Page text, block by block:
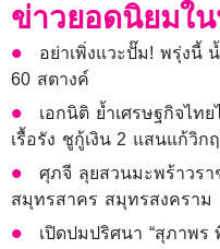
ข่าวยอดนิยมใ
อย่าเพิ่งแวะปั๊ม! พรุ่งนี้
60 สตางค์
เอกนิติ ย้ำเศรษฐกิจไท
เรื้อรัง ชูกู้เงิน 2 แสนแก้วิก
ศุภจี ลุยสวนมะพร้าวรา
สมุทรสาคร สมุทรสงคราม
เปิดปมปริศนา “สุภาพร